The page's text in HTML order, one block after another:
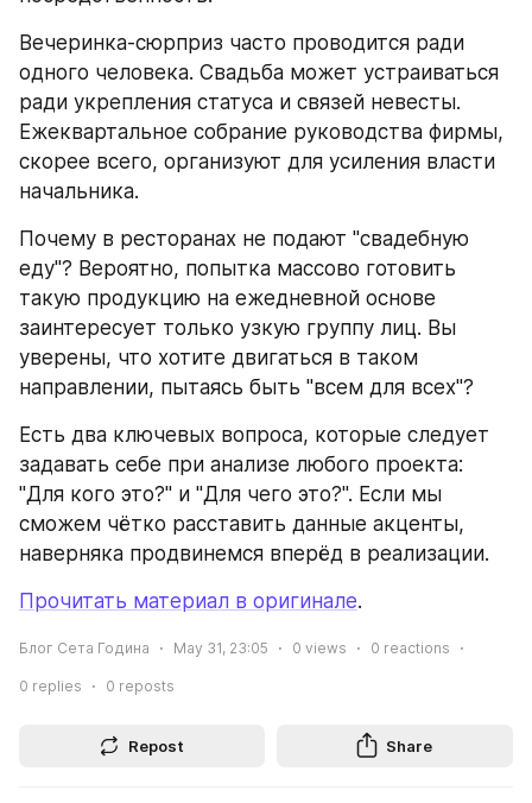
Вечеринка-сюрприз часто проводится ради
одного человека. Свадьба может устраиваться
ради укрепления статуса и связей невесты.
Ежеквартальное собрание руководства фирмы,
скорее всего, организуют для усиления власти
начальника.
Почему в ресторанах не подают "свадебную
еду"? Вероятно, попытка массово готовить
такую продукцию на ежедневной основе
заинтересует только узкую группу лиц. Вы
уверены, что хотите двигаться в таком
направлении, пытаясь быть "всем для всех"?
Есть два ключевых вопроса, которые следует
задавать себе при анализе любого проекта:
"Для кого это?" и "Для чего это?". Если мы
сможем чётко расставить данные акценты,
наверняка продвинемся вперёд в реализации.
Прочитать материал в оригинале.
Блог Сета Година May 31, 23:05 0 views 0 reactions
0 replies 0 reposts
Repost Share